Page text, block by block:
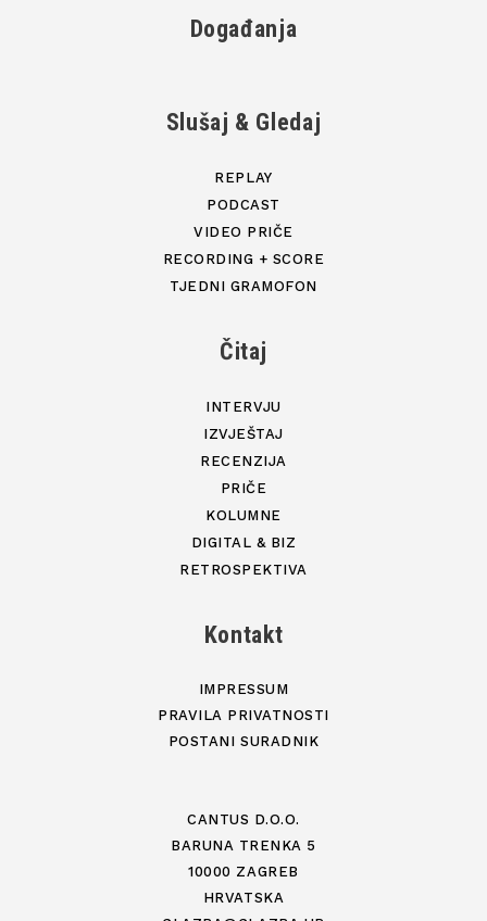
Događanja
Slušaj & Gledaj
REPLAY
PODCAST
VIDEO PRIČE
RECORDING + SCORE
TJEDNI GRAMOFON
Čitaj
INTERVJU
IZVJEŠTAJ
RECENZIJA
PRIČE
KOLUMNE
DIGITAL & BIZ
RETROSPEKTIVA
Kontakt
IMPRESSUM
PRAVILA PRIVATNOSTI
POSTANI SURADNIK
CANTUS D.O.O.
BARUNA TRENKA 5
10000 ZAGREB
HRVATSKA